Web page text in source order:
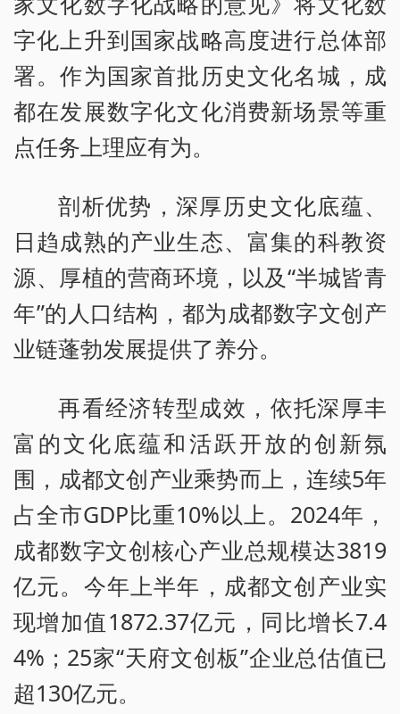
字化上升到国家战略高度进行总体部
署。作为国家首批历史文化名城，成
都在发展数字化文化消费新场景等重
点任务上理应有为。
剖析优势，深厚历史文化底蕴、
日趋成熟的产业生态、富集的科教资
源、厚植的营商环境，以及“半城皆青
年”的人口结构，都为成都数字文创产
业链蓬勃发展提供了养分。
再看经济转型成效，依托深厚丰
富的文化底蕴和活跃开放的创新氛
围，成都文创产业乘势而上，连续5年
占全市GDP比重10%以上。2024年，
成都数字文创核心产业总规模达3819
亿元。今年上半年，成都文创产业实
现增加值1872.37亿元，同比增长7.4
4%；25家“天府文创板”企业总估值已
超130亿元。